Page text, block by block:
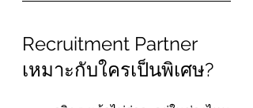
Recruitment Partner
เหมาะกับใครเป็นพิเศษ?